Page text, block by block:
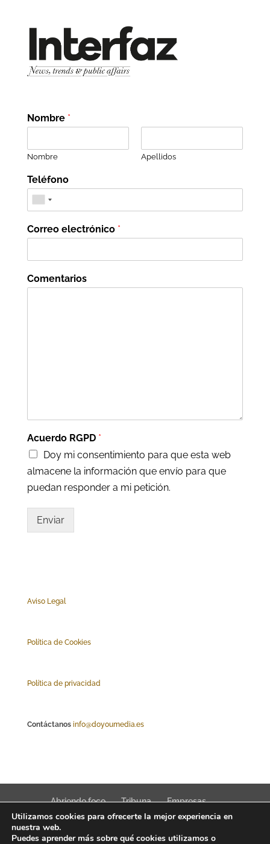
Nombre *
Nombre Apellidos
Teléfono
Correo electrónico *
Comentarios
Acuerdo RGPD *
Doy mi consentimiento para que esta web
almacene la información que envío para que
puedan responder a mi petición.
Enviar
Aviso Legal
Política de Cookies
Política de privacidad
Contáctanos info@doyoumedia.es
Abriendo foco Tribuna
Empresas
Actualidad
Innovación Tendencias
Utilizamos cookies para ofrecerte la mejor experiencia en
nuestra web.
Puedes aprender más sobre qué cookies utilizamos o